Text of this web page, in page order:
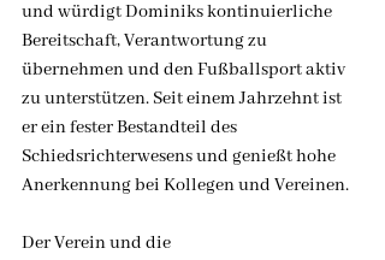
und würdigt Dominiks kontinuierliche
Bereitschaft, Verantwortung zu
übernehmen und den Fußballsport aktiv
zu unterstützen. Seit einem Jahrzehnt ist
er ein fester Bestandteil des
Schiedsrichterwesens und genießt hohe
Anerkennung bei Kollegen und Vereinen.
Der Verein und die